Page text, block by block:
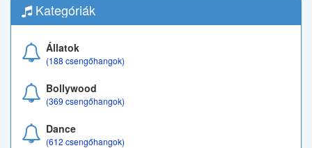
Kategóriák
Állatok
(188 csengőhangok)
Bollywood
(369 csengőhangok)
Dance
(612 csengőhangok)